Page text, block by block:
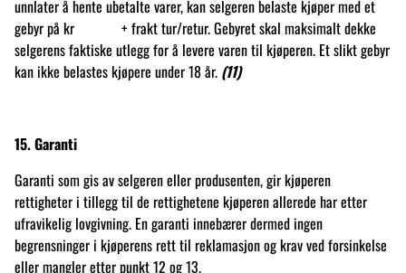
unnlater å hente ubetalte varer, kan selgeren belaste kjøper med et
gebyr på kr + frakt tur/retur. Gebyret skal maksimalt dekke
selgerens faktiske utlegg for å levere varen til kjøperen. Et slikt gebyr
kan ikke belastes kjøpere under 18 år. (11)
15. Garanti
Garanti som gis av selgeren eller produsenten, gir kjøperen
rettigheter i tillegg til de rettighetene kjøperen allerede har etter
ufravikelig lovgivning. En garanti innebærer dermed ingen
begrensninger i kjøperens rett til reklamasjon og krav ved forsinkelse
eller mangler etter punkt 12 og 13.